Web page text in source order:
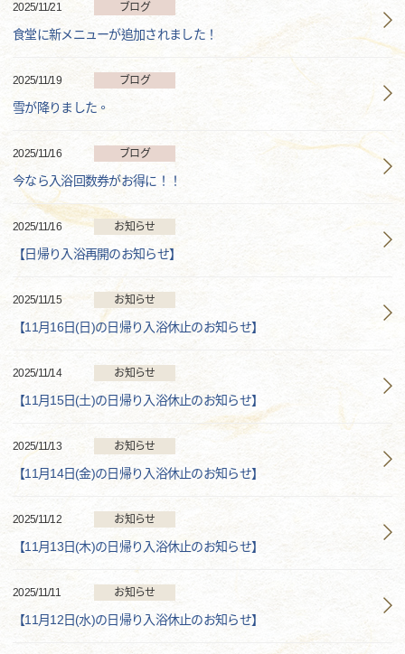
2025/11/21 ブログ
食堂に新メニューが追加されました！
2025/11/19 ブログ
雪が降りました。
2025/11/16 ブログ
今なら入浴回数券がお得に！！
2025/11/16 お知らせ
【日帰り入浴再開のお知らせ】
2025/11/15 お知らせ
【11月16日(日)の日帰り入浴休止のお知らせ】
2025/11/14 お知らせ
【11月15日(土)の日帰り入浴休止のお知らせ】
2025/11/13 お知らせ
【11月14日(金)の日帰り入浴休止のお知らせ】
2025/11/12 お知らせ
【11月13日(木)の日帰り入浴休止のお知らせ】
2025/11/11 お知らせ
【11月12日(水)の日帰り入浴休止のお知らせ】